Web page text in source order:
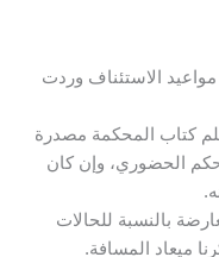
مواعيد الاستئناف وردت
كتاب المحكمة مصدرة
بالحكم الحضوري، وإن كان
بالنسبة للحالات
ميعاد المسافة.